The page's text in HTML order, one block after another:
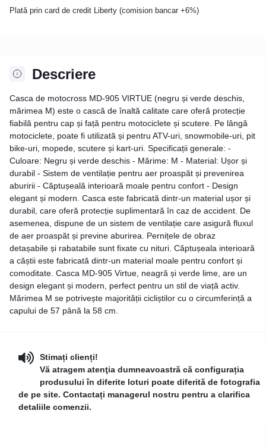
Plată prin card de credit Liberty (comision bancar +6%)
Descriere
Casca de motocross MD-905 VIRTUE (negru și verde deschis,
mărimea M) este o cască de înaltă calitate care oferă protecție
fiabilă pentru cap și față pentru motociclete și scutere. Pe lângă
motociclete, poate fi utilizată și pentru ATV-uri, snowmobile-uri, pit
bike-uri, mopede, scutere și kart-uri. Specificații generale: -
Culoare: Negru și verde deschis - Mărime: M - Material: Ușor și
durabil - Sistem de ventilație pentru aer proaspăt și prevenirea
aburirii - Căptușeală interioară moale pentru confort - Design
elegant și modern. Casca este fabricată dintr-un material ușor și
durabil, care oferă protecție suplimentară în caz de accident. De
asemenea, dispune de un sistem de ventilație care asigură fluxul
de aer proaspăt și previne aburirea. Pernițele de obraz
detașabile și rabatabile sunt fixate cu nituri. Căptușeala interioară
a căștii este fabricată dintr-un material moale pentru confort și
comoditate. Casca MD-905 Virtue, neagră și verde lime, are un
design elegant și modern, perfect pentru un stil de viață activ.
Mărimea M se potrivește majorității cicliștilor cu o circumferință a
capului de 57 până la 58 cm.
Stimați clienți!
Vă atragem atenţia dumneavoastră că configurația
produsului în diferite loturi poate diferită de fotografia
de pe site. Contactați managerul nostru pentru a clarifica
detaliile comenzii.